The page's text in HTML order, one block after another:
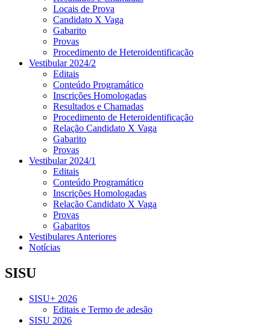
Locais de Prova
Candidato X Vaga
Gabarito
Provas
Procedimento de Heteroidentificação
Vestibular 2024/2
Editais
Conteúdo Programático
Inscrições Homologadas
Resultados e Chamadas
Procedimento de Heteroidentificação
Relação Candidato X Vaga
Gabarito
Provas
Vestibular 2024/1
Editais
Conteúdo Programático
Inscrições Homologadas
Relação Candidato X Vaga
Provas
Gabaritos
Vestibulares Anteriores
Notícias
SISU
SISU+ 2026
Editais e Termo de adesão
SISU 2026